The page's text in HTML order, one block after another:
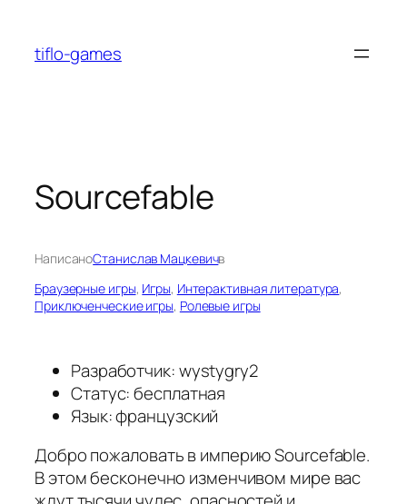
содержимому
tiflo-games
Sourcefable
НаписаноСтанислав Мацкевичв
Браузерные игры, Игры, Интерактивная литература
Приключенческие игры, Ролевые игры
Разработчик: wystygry2
Статус: бесплатная
Язык: французский
Добро пожаловать в империю Sourcefable.
В этом бесконечно изменчивом мире вас